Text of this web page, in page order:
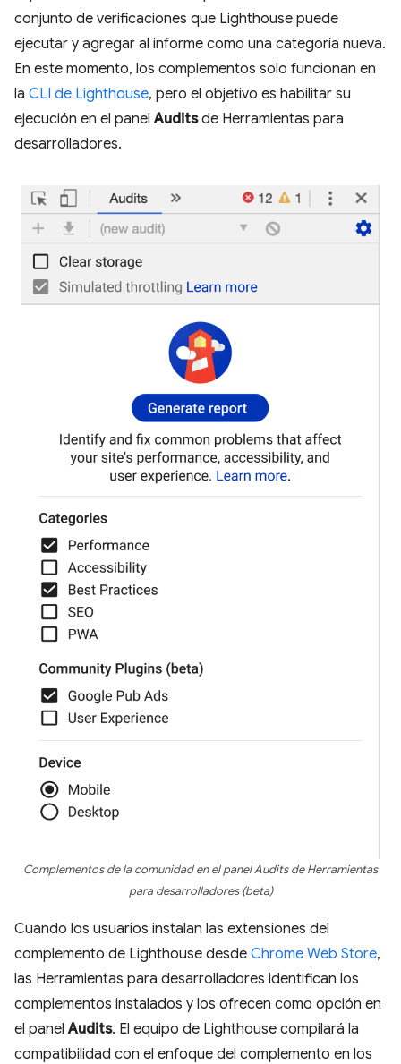
conjunto de verificaciones que Lighthouse puede
ejecutar y agregar al informe como una categoría nueva.
En este momento, los complementos solo funcionan en
la CLI de Lighthouse, pero el objetivo es habilitar su
ejecución en el panelAuditsde Herramientas para
desarrolladores.
Complementos de la comunidad en el panel Audits de Herramientas
para desarrolladores (beta)
Cuando los usuarios instalan las extensiones del
complemento de Lighthouse desde Chrome Web Store,
las Herramientas para desarrolladores identifican los
complementos instalados y los ofrecen como opción en
el panelAudits. El equipo de Lighthouse compilará la
compatibilidad con el enfoque del complemento en los